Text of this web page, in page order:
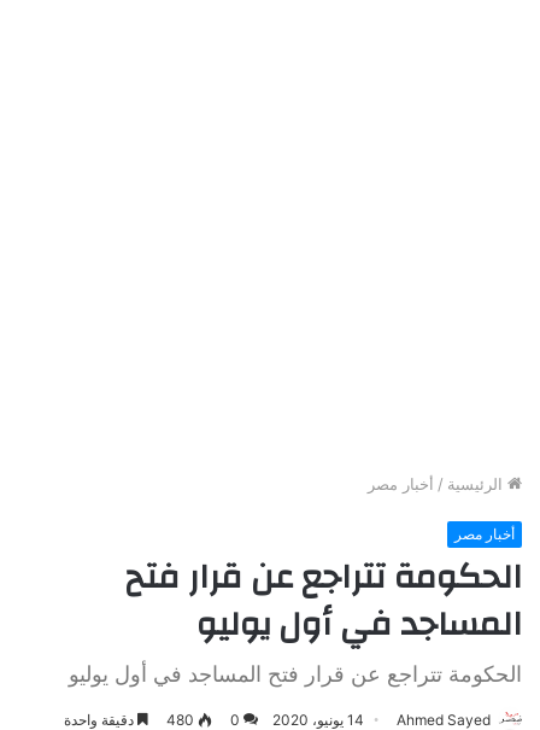
الرئيسية / أخبار مصر
أخبار مصر
الحكومة تتراجع عن قرار فتح
المساجد في أول يوليو
الحكومة تتراجع عن قرار فتح المساجد في أول يوليو
Ahmed Sayed 14 يونيو، 2020 0
480 دقيقة واحدة